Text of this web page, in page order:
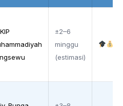
±2–6
minggu
(estimasi)